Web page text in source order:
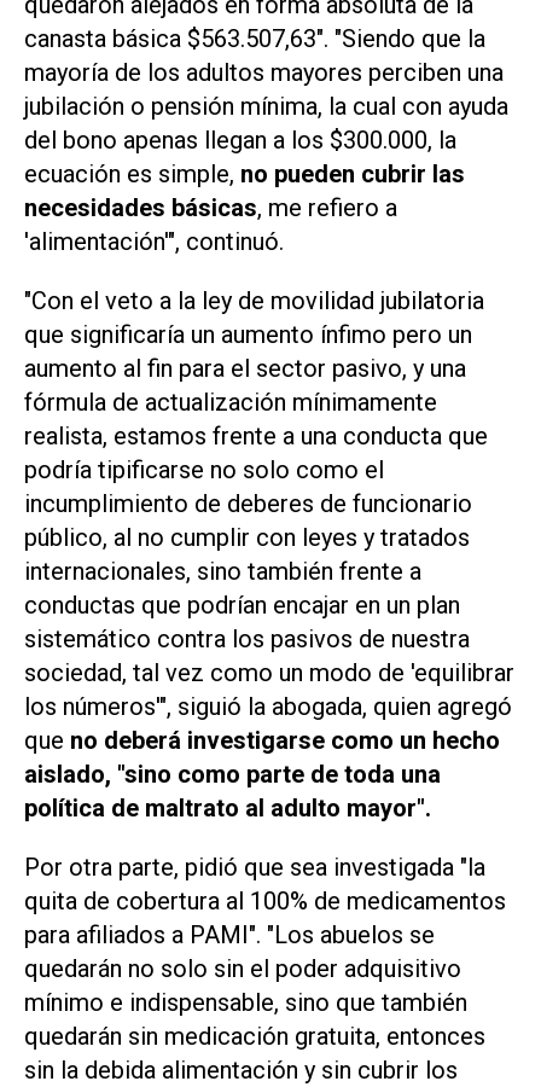
canasta básica $563.507,63". "Siendo que la
mayoría de los adultos mayores perciben una
jubilación o pensión mínima, la cual con ayuda
del bono apenas llegan a los $300.000, la
ecuación es simple, no pueden cubrir las
necesidades básicas, me refiero a
'alimentación'", continuó.
"Con el veto a la ley de movilidad jubilatoria
que significaría un aumento ínfimo pero un
aumento al fin para el sector pasivo, y una
fórmula de actualización mínimamente
realista, estamos frente a una conducta que
podría tipificarse no solo como el
incumplimiento de deberes de funcionario
público, al no cumplir con leyes y tratados
internacionales, sino también frente a
conductas que podrían encajar en un plan
sistemático contra los pasivos de nuestra
sociedad, tal vez como un modo de 'equilibrar
los números'", siguió la abogada, quien agregó
que no deberá investigarse como un hecho
aislado, "sino como parte de toda una
política de maltrato al adulto mayor".
Por otra parte, pidió que sea investigada "la
quita de cobertura al 100% de medicamentos
para afiliados a PAMI". "Los abuelos se
quedarán no solo sin el poder adquisitivo
mínimo e indispensable, sino que también
quedarán sin medicación gratuita, entonces
sin la debida alimentación y sin cubrir los